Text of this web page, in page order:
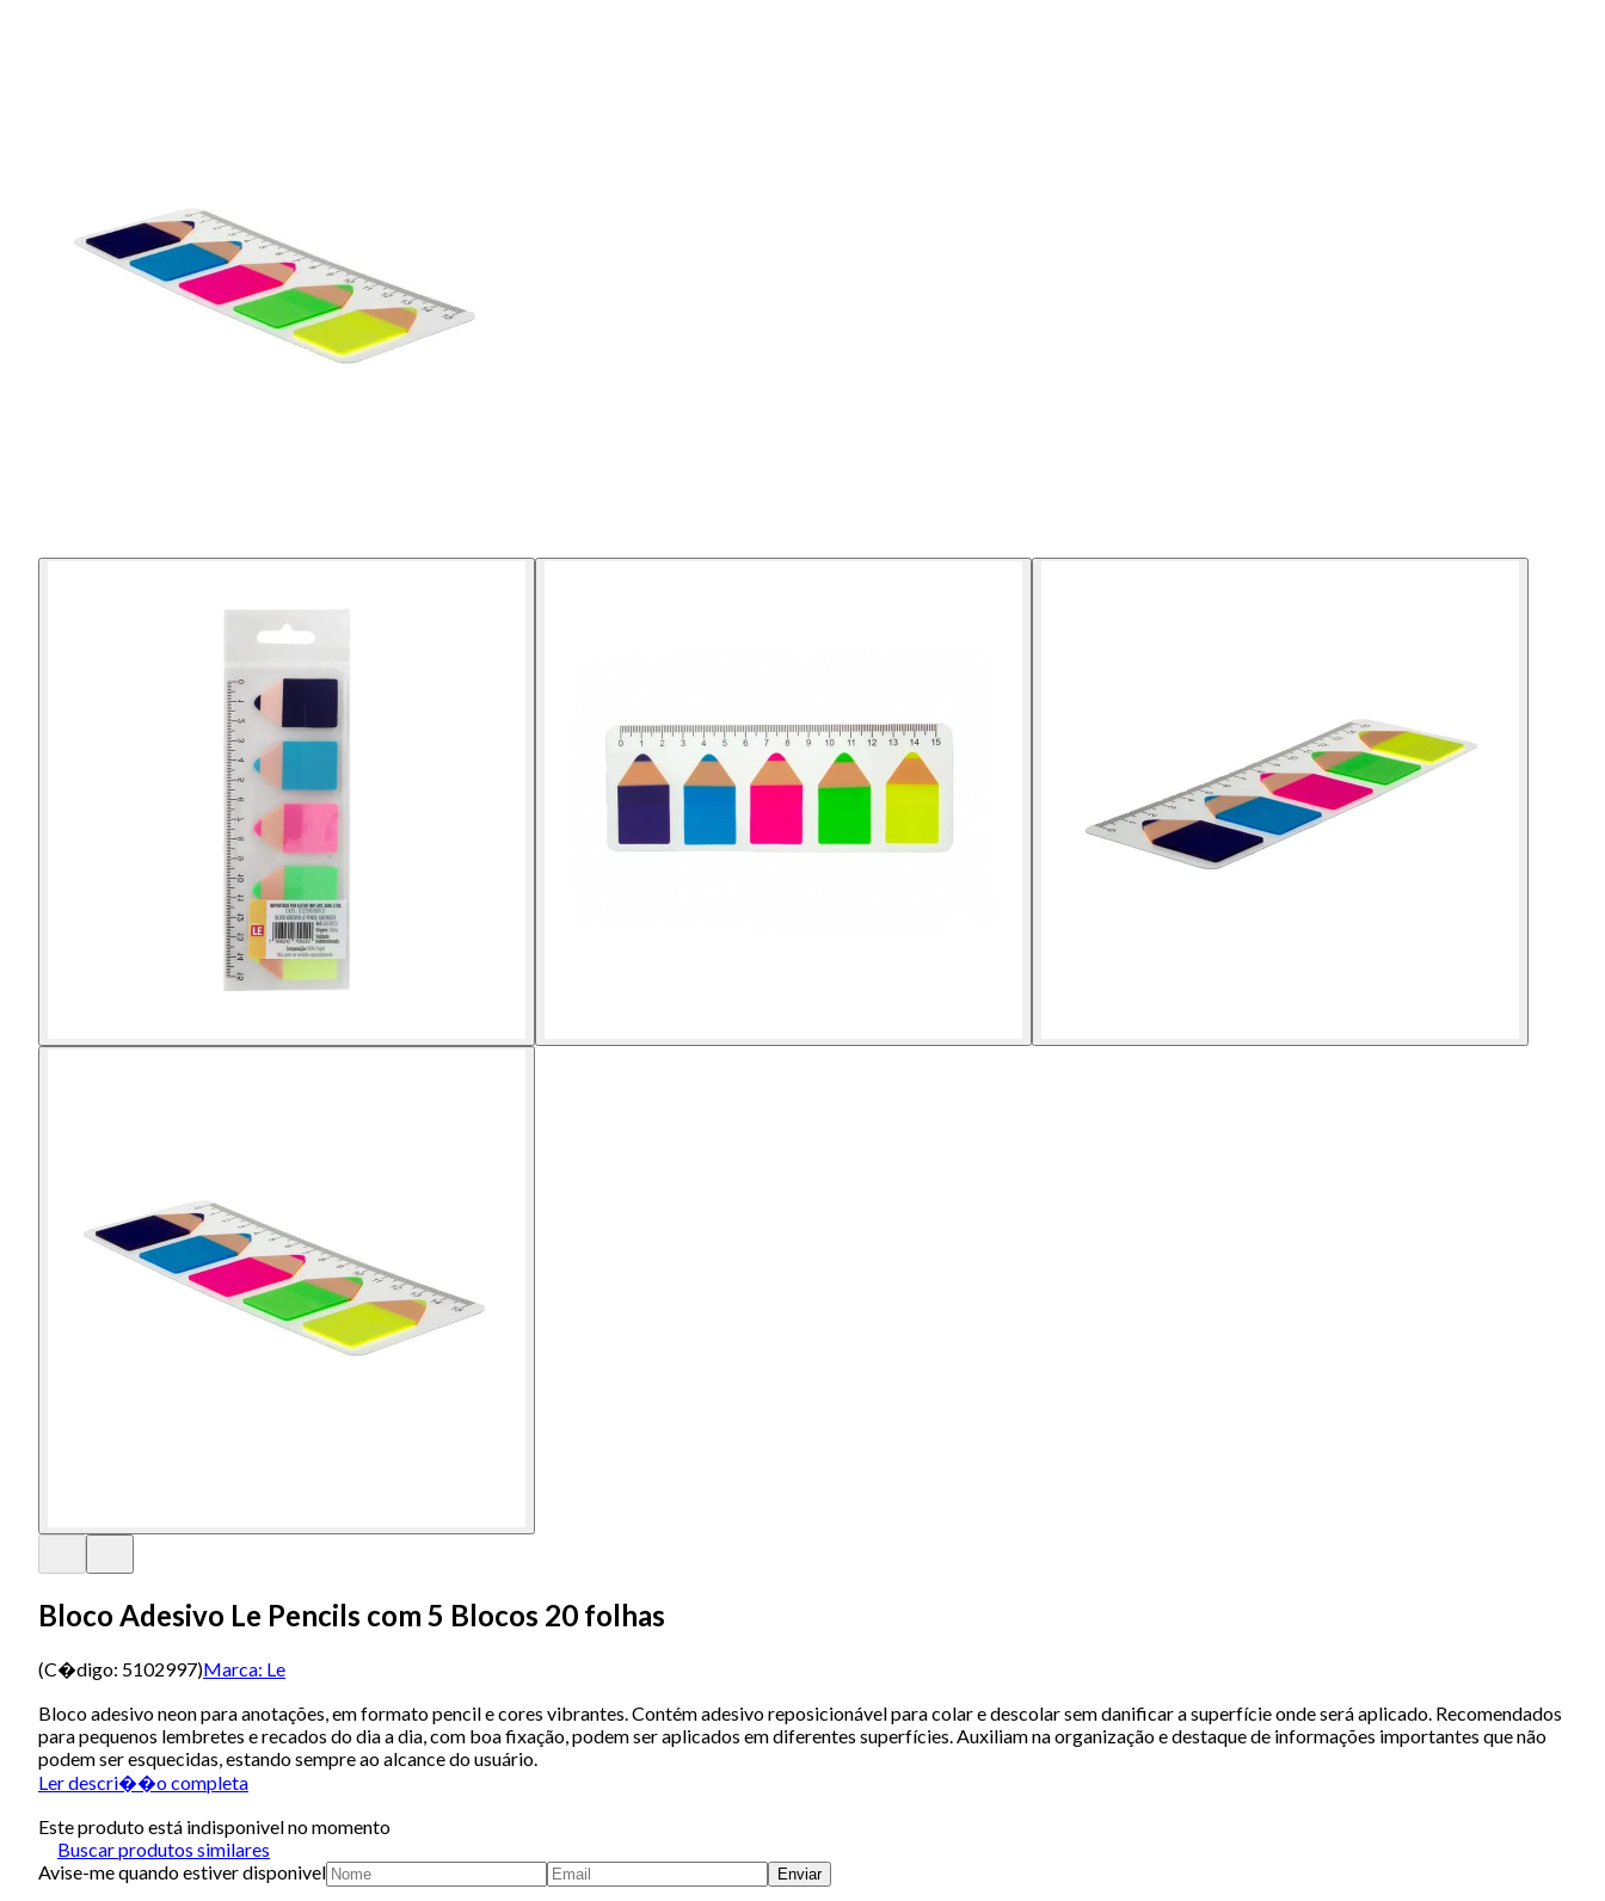
Bloco Adesivo Le Pencils com 5 Blocos 20 folhas
(C�digo: 5102997)Marca: Le
Bloco adesivo neon para anotações, em formato pencil e cores vibrantes. Contém adesivo reposicionável para colar e descolar sem danificar a superfície onde será aplicado. Recomendados
para pequenos lembretes e recados do dia a dia, com boa fixação, podem ser aplicados em diferentes superfícies. Auxiliam na organização e destaque de informações importantes que não
podem ser esquecidas, estando sempre ao alcance do usuário.
Ler descri��o completa
Este produto está indisponivel no momento
Buscar produtos similares
Avise-me quando estiver disponivel
Enviar